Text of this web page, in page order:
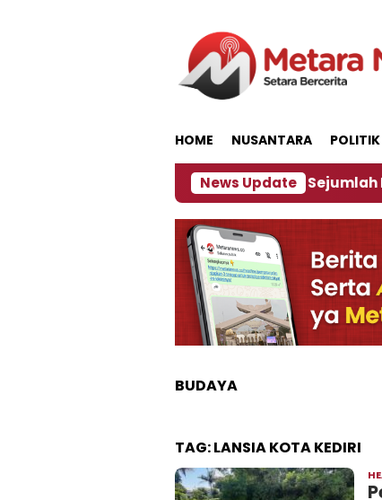
HOME NUSANTARA POLITIK
News Update
Dampak El Nino, Sejumlah Daerah
BUDAYA
TAG:LANSIA KOTA KEDIRI